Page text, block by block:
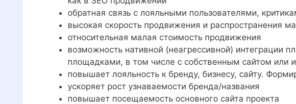
обратная связь с лояльными пользователями,
высокая скорость продвижения и распространения
относительная малая стоимость продвижения
возможность нативной (неагрессивной) интеграции
площадками, в том числе с собственным сайтом или
повышает лояльность к бренду, бизнесу, сайту.
ускоряет рост узнаваемости бренда/названия
повышает посещаемость основного сайта проекта